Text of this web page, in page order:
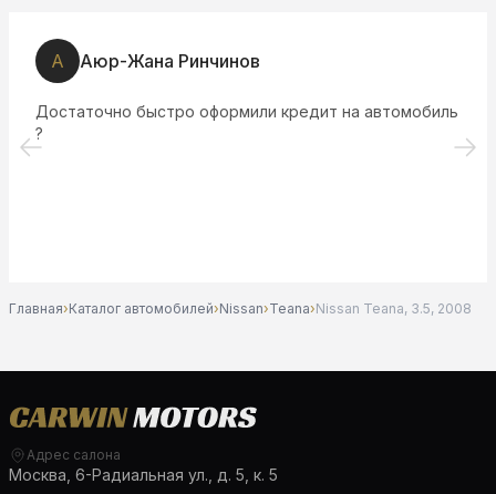
А Аюр-Жана Ринчинов
Достаточно быстро оформили кредит на автомобиль
?
Главная›Каталог автомобилей›Nissan›Teana›Nissan Teana, 3.5, 2008
Адрес салона
Москва, 6-Радиальная ул., д. 5, к. 5